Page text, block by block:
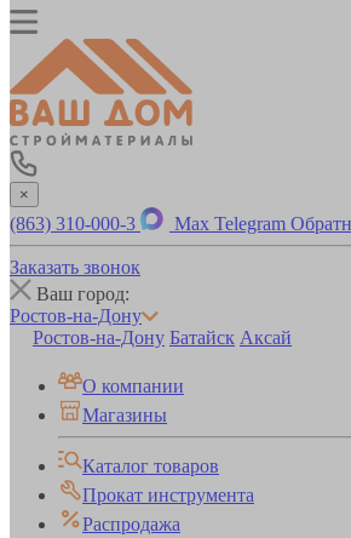
×
(863) 310-000-3 Max Telegram
Заказать звонок
Ваш город:
Ростов-на-Дону
Ростов-на-Дону Батайск Аксай
О компании
Магазины
Каталог товаров
Прокат инструмента
Распродажа